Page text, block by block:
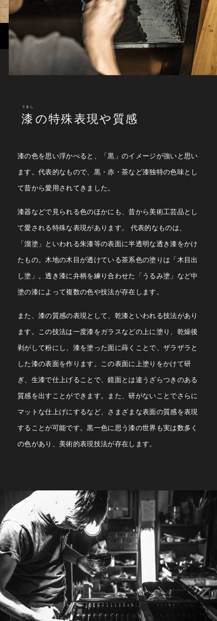
漆
うるし
の特殊表現や質感
漆の色を思い浮かべると、「黒」のイメージが強いと思い
ます。代表的なもので、黒・赤・茶など漆独特の色味とし
て昔から愛用されてきました。
漆器などで見られる色のほかにも、昔から美術工芸品とし
て愛される特殊な表現があります。
「溜塗」といわれる朱漆等の表面に半透明な透き漆をかけ
たもの。木地の木目が透けている茶系色の塗りは「木目出
し塗」。透き漆に弁柄を練り合わせた「うるみ塗」など中
塗の漆によって複数の色や技法が存在します。
また、漆の質感の表現として、乾漆といわれる技法があり
ます。この技法は一度漆をガラスなどの上に塗り、乾燥後
剥がして粉にし、漆を塗った面に蒔くことで、ザラザラと
した漆の表面を作ります。この表面に上塗りをかけて研
ぎ、生漆で仕上げることで、鏡面とは違うざらつきのある
質感を出すことができます。
また、研がないことでさらに
マットな仕上げにするなど、さまざまな表面の質感を表現
することが可能です。黒一色に思う漆の世界も実は数多く
の色があり、美術的表現技法が存在します。